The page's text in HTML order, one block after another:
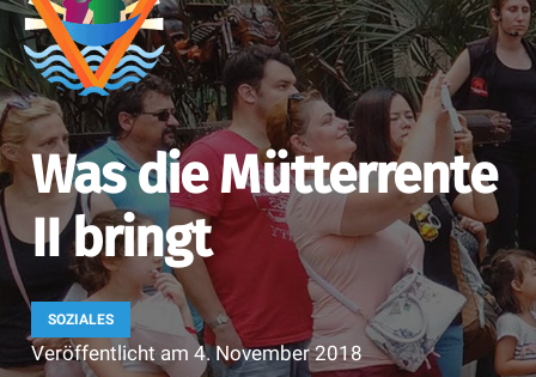
Was die Mütterrente
II bringt
SOZIALES
Veröffentlicht am 4. November 2018